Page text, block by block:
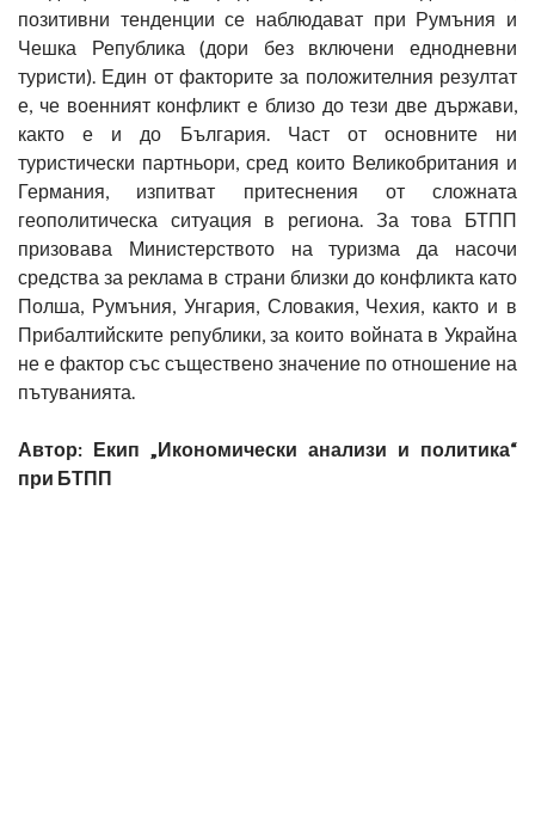
позитивни тенденции се наблюдават при Румъния и
Чешка Република (дори без включени еднодневни
туристи). Един от факторите за положителния резултат
е, че военният конфликт е близо до тези две държави,
както е и до България. Част от основните ни
туристически партньори, сред които Великобритания и
Германия, изпитват притеснения от сложната
геополитическа ситуация в региона. За това БТПП
призовава Министерството на туризма да насочи
средства за реклама в страни близки до конфликта като
Полша, Румъния, Унгария, Словакия, Чехия, както и в
Прибалтийските републики, за които войната в Украйна
не е фактор със съществено значение по отношение на
пътуванията.
Автор: Екип „Икономически анализи и политика“
при БТПП